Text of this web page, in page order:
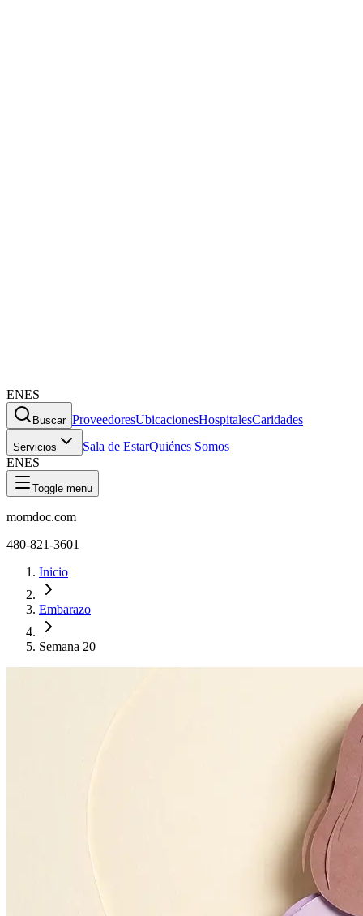
ENES
Buscar ProveedoresUbicacionesHospitalesCaridades
Servicios Sala de EstarQuiénes Somos
ENES
Toggle menu
momdoc.com
480-821-3601
Inicio
Embarazo
Semana 20